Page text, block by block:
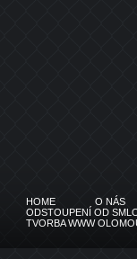
HOME
O NÁS
ODSTOUPENÍ OD
TVORBA WWW